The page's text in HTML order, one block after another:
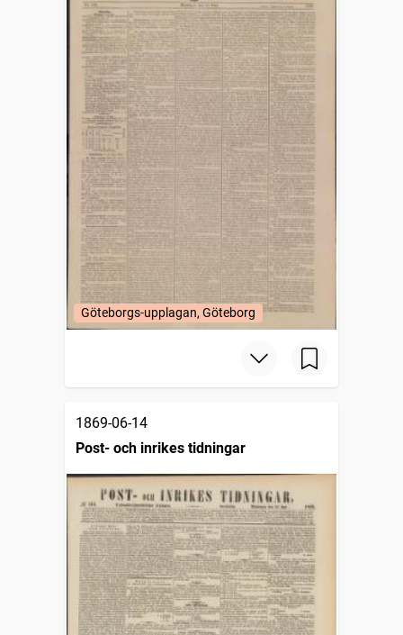
Göteborgs-upplagan, Göteborg
1869-06-14
Post- och inrikes tidningar